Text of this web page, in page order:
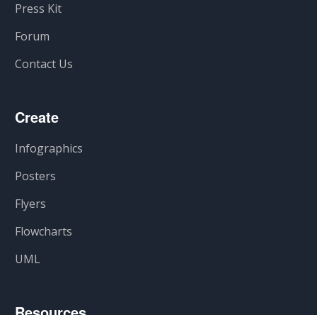
Press Kit
Forum
Contact Us
Create
Infographics
Posters
Flyers
Flowcharts
UML